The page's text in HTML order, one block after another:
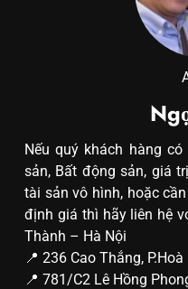
Nếu quý khách hàng
sản, Bất động sản, giá
tài sản vô hình, hoặc
định giá thì hãy liên hệ
Thành – Hà Nội
📍 236 Cao Thắng,
📍 781/C2 Lê Hồng